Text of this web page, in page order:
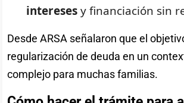
interesesy financiación sin
Desde ARSA señalaron que el
regularización de deuda en un
complejo para muchas familias.